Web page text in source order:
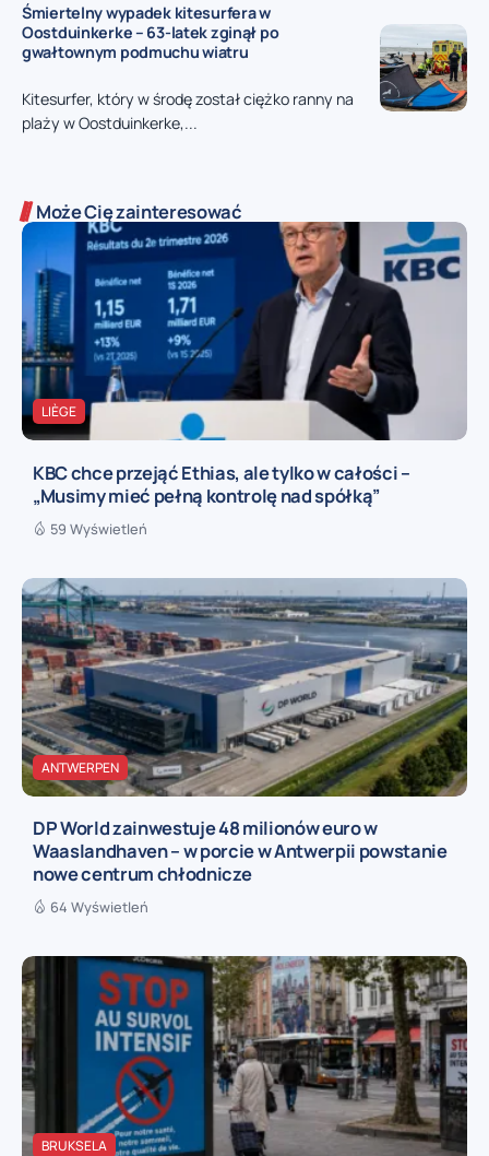
Śmiertelny wypadek kitesurfera w
Oostduinkerke – 63-latek zginął po
gwałtownym podmuchu wiatru
Kitesurfer, który w środę został ciężko ranny na
plaży w Oostduinkerke,...
Może Cię zainteresować
LIÈGE
KBC chce przejąć Ethias, ale tylko w całości –
„Musimy mieć pełną kontrolę nad spółką”
59 Wyświetleń
ANTWERPEN
DP World zainwestuje 48 milionów euro w
Waaslandhaven – w porcie w Antwerpii powstanie
nowe centrum chłodnicze
64 Wyświetleń
BRUKSELA